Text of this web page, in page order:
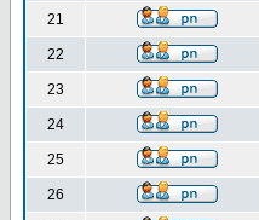
21
22
23
24
25
26